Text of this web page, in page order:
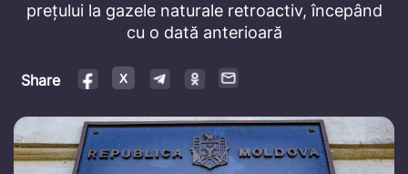
prețului la gazele naturale retroactiv, începând
cu o dată anterioară
Share